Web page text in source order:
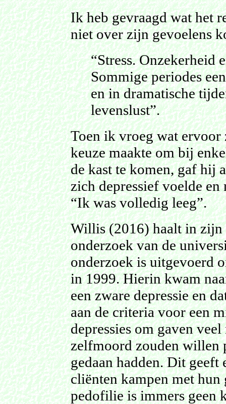
Ik heb gevraagd wat het
niet over zijn gevoelens
“Stress. Onzekerheid
Sommige periodes
en in dramatische
levenslust”.
Toen ik vroeg wat
keuze maakte om bij
de kast te komen, gaf hij
zich depressief voelde
“Ik was volledig leeg”.
Willis (2016) haalt in
onderzoek van de
onderzoek is uitgevoerd
in 1999. Hierin kwam
een zware depressie en
aan de criteria voor een
depressies om gaven
zelfmoord zouden willen
gedaan hadden. Dit geeft
cliënten kampen met hun
pedofilie is immers geen